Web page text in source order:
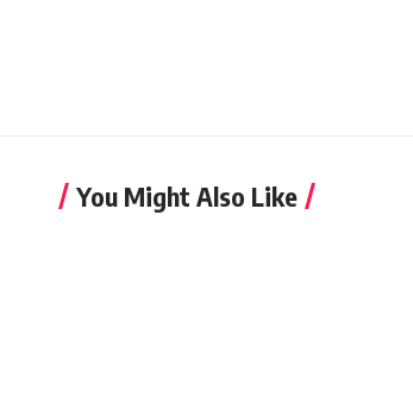
You Might Also Like